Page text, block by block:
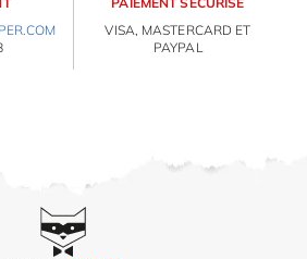
VISA, MASTERCARD ET
PAYPAL